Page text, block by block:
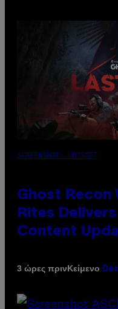
SCREENSHOT: UBISOFT
Ghost Recon
Rites
Content
3 ώρες πρινΚείμενο